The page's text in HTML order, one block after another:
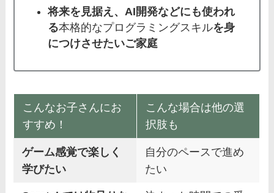
将来を見据え、AI開発などにも使われ
る本格的なプログラミングスキルを身
につけさせたいご家庭
こんなお子さんにお
すすめ！
こんな場合は他の選
択肢も
ゲーム感覚で楽しく
学びたい
自分のペースで進め
たい